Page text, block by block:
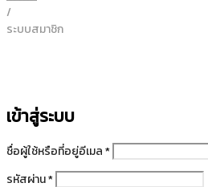
/
ระบบสมาชิก
เข้าสู่ระบบ
ชื่อผู้ใช้หรือที่อยู่อีเมล*ต้องการ
รหัสผ่าน*ต้องการ